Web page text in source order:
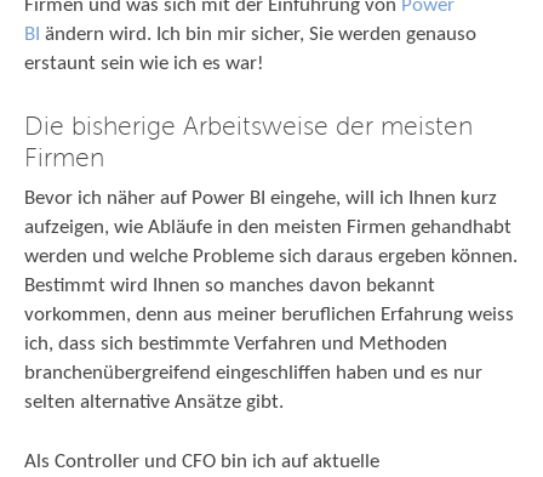
Firmen und was sich mit der Einführung von Power
BI ändern wird. Ich bin mir sicher, Sie werden genauso
erstaunt sein wie ich es war!
Die bisherige Arbeitsweise der meisten
Firmen
Bevor ich näher auf Power BI eingehe, will ich Ihnen kurz
aufzeigen, wie Abläufe in den meisten Firmen gehandhabt
werden und welche Probleme sich daraus ergeben können.
Bestimmt wird Ihnen so manches davon bekannt
vorkommen, denn aus meiner beruflichen Erfahrung weiss
ich, dass sich bestimmte Verfahren und Methoden
branchenübergreifend eingeschliffen haben und es nur
selten alternative Ansätze gibt.
Als Controller und CFO bin ich auf aktuelle